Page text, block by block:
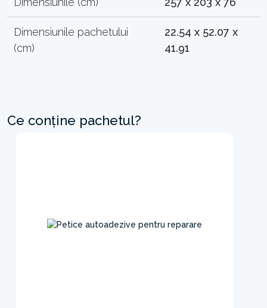
Dimensiunile pachetului
(cm)
22.54 x 52.07 x
41.91
Ce conține pachetul?